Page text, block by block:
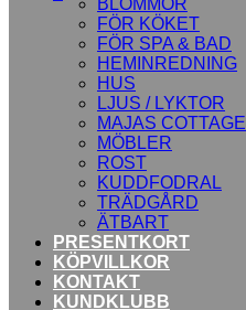
BLOMMOR
FÖR KÖKET
FÖR SPA & BAD
HEMINREDNING
HUS
LJUS / LYKTOR
MAJAS COTTAGE
MÖBLER
ROST
KUDDFODRAL
TRÄDGÅRD
ÄTBART
PRESENTKORT
KÖPVILLKOR
KONTAKT
KUNDKLUBB